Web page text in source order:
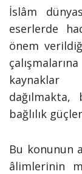
İslâm
eserlerde
önem
kaynaklar
bağlılık
Bu konunun
âlimlerinin